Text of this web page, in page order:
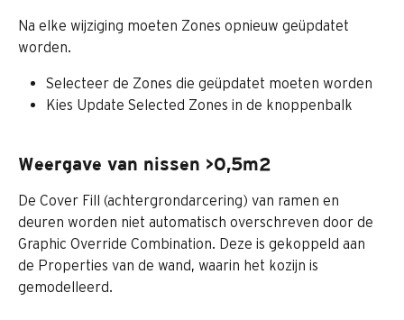
Na elke wijziging moeten Zones opnieuw geüpdatet
worden.
Selecteer de Zones die geüpdatet moeten worden
Kies Update Selected Zones in de knoppenbalk
Weergave van nissen >0,5m2
De Cover Fill (achtergrondarcering) van ramen en
deuren worden niet automatisch overschreven door de
Graphic Override Combination. Deze is gekoppeld aan
de Properties van de wand, waarin het kozijn is
gemodelleerd.